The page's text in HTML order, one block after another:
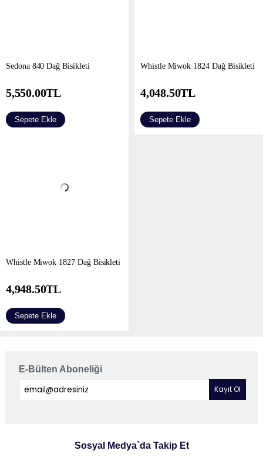
Sedona 840 Dağ Bisikleti
5,550.00TL
Sepete Ekle
Whistle Miwok 1824 Dağ Bisikleti
4,048.50TL
Sepete Ekle
Whistle Miwok 1827 Dağ Bisikleti
4,948.50TL
Sepete Ekle
E-Bülten Aboneliği
Sosyal Medya`da Takip Et